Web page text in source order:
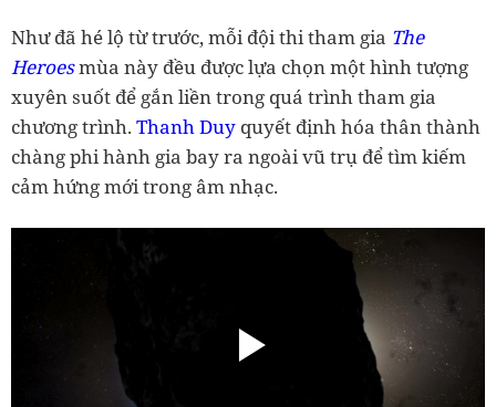
Như đã hé lộ từ trước, mỗi đội thi tham gia The
Heroesmùa này đều được lựa chọn một hình tượng
xuyên suốt để gắn liền trong quá trình tham gia
chương trình. Thanh Duy quyết định hóa thân thành
chàng phi hành gia bay ra ngoài vũ trụ để tìm kiếm
cảm hứng mới trong âm nhạc.